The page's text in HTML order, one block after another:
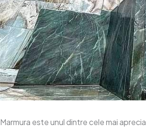
Marmura este unul dintre cele mai